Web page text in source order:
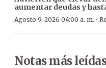
aumentar deudas y
Agosto 9, 2026 04:00 a. m. ·
Notas más leídas